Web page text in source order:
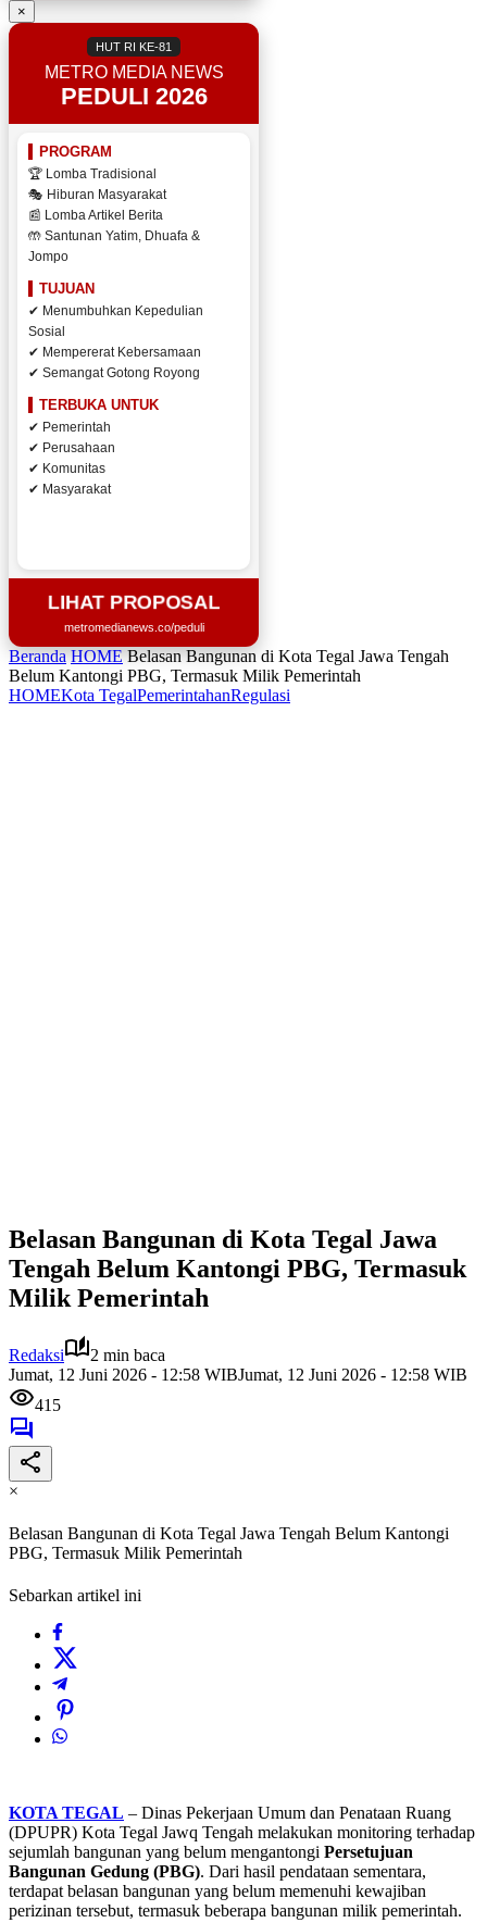
×
HUT RI KE-81
METRO MEDIA NEWS
PEDULI 2026
PROGRAM
🏆 Lomba Tradisional
🎭 Hiburan Masyarakat
📰 Lomba Artikel Berita
🤲 Santunan Yatim, Dhuafa &
Jompo
TUJUAN
✔ Menumbuhkan Kepedulian
Sosial
✔ Mempererat Kebersamaan
✔ Semangat Gotong Royong
TERBUKA UNTUK
✔ Pemerintah
✔ Perusahaan
✔ Komunitas
✔ Masyarakat
LIHAT PROPOSAL
metromedianews.co/peduli
Beranda HOME Belasan Bangunan di Kota Tegal Jawa Tengah
Belum Kantongi PBG, Termasuk Milik Pemerintah
HOMEKota TegalPemerintahanRegulasi
Belasan Bangunan di Kota Tegal Jawa
Tengah Belum Kantongi PBG, Termasuk
Milik Pemerintah
Redaksi
2 min baca
Jumat, 12 Juni 2026 - 12:58 WIBJumat, 12 Juni 2026 - 12:58 WIB
415
×
Belasan Bangunan di Kota Tegal Jawa Tengah Belum Kantongi
PBG, Termasuk Milik Pemerintah
Sebarkan artikel ini
KOTA TEGAL – Dinas Pekerjaan Umum dan Penataan Ruang
(DPUPR) Kota Tegal Jawq Tengah melakukan monitoring terhadap
sejumlah bangunan yang belum mengantongi Persetujuan
Bangunan Gedung (PBG). Dari hasil pendataan sementara,
terdapat belasan bangunan yang belum memenuhi kewajiban
perizinan tersebut, termasuk beberapa bangunan milik pemerintah.